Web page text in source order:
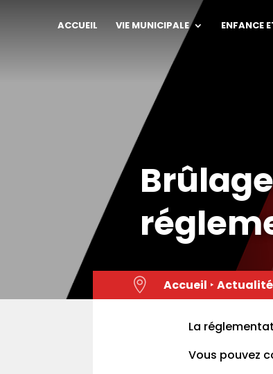
ACCUEIL VIE MUNICIPALE ENFANCE
 Accueil ‣
La
Vous pouvez